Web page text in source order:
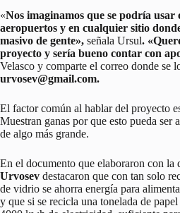
«Nos imaginamos que se podría usar
aeropuertos y en cualquier sitio
masivo de gente», señala Ursul.
proyecto y sería bueno contar con
Velasco y comparte el correo donde se
urvosev@gmail.com.
El factor común al hablar del proyecto
Muestran ganas por que esto pueda ser
de algo más grande.
En el documento que elaboraron con la
Urvosev destacaron que con tan solo
de vidrio se ahorra energía para
y que si se recicla una tonelada de